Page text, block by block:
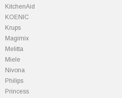
KitchenAid
KOENIC
Krups
Magimix
Melitta
Miele
Nivona
Philips
Princess